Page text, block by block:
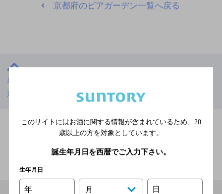
暑い夏には、うまいビールで乾杯！ビアガーデン特集
京都府
上七軒ビアガーデン
京都府のビアガーデン一覧へ戻る
このサイトにはお酒に関する情報が含まれているため、 20
歳以上の方を対象としています。
誕生年月日を西暦でご入力下さい。
生年月日
年 月 日